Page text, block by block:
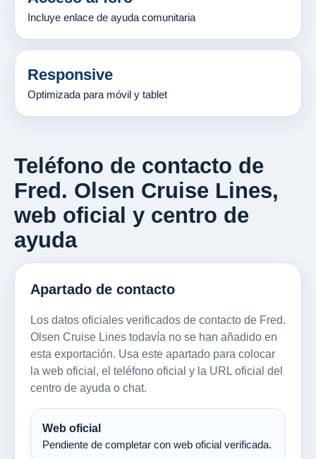
Incluye enlace de ayuda comunitaria
Responsive
Optimizada para móvil y tablet
Teléfono de contacto de
Fred. Olsen Cruise Lines,
web oficial y centro de
ayuda
Apartado de contacto
Los datos oficiales verificados de contacto de Fred.
Olsen Cruise Lines todavía no se han añadido en
esta exportación. Usa este apartado para colocar
la web oficial, el teléfono oficial y la URL oficial del
centro de ayuda o chat.
Web oficial
Pendiente de completar con web oficial verificada.